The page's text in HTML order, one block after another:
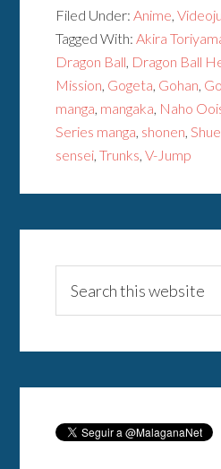
Filed Under:Anime,
Tagged With:Akira
Dragon Ball, Dragon Ball
Mission, Gogeta, Gohan,
manga, mangaka, Naho
Series manga, shonen,
sensei,Trunks,V-Jump